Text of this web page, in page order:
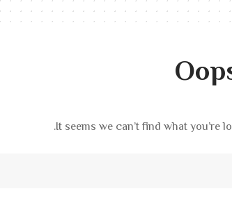
It seems we can’t find what you’re